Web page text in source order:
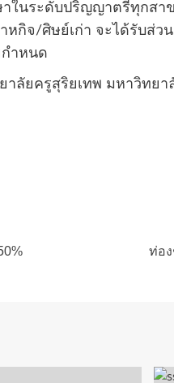
นระดับปริญญาตรีทุกสา
หกิจ/ศิษย์เก่า จะได้รับ
กำหนด
ลัยครูสุริยเทพ มหาวิทย
ท่อ